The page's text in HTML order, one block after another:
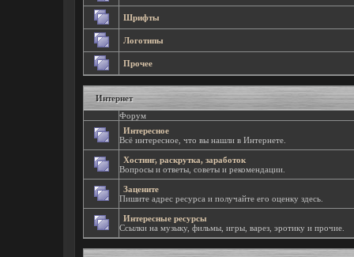
Шрифты
Логотипы
Прочее
Интернет
Форум
Интересное
Всё интересное, что вы нашли в Интернете.
Хостинг, раскрутка, заработок
Вопросы и ответы, советы и рекомендации.
Зацените
Пишите адрес ресурса и получайте его оценку здесь.
Интересные ресурсы
Ссылки на музыку, фильмы, игры, варез, эротику и прочие.